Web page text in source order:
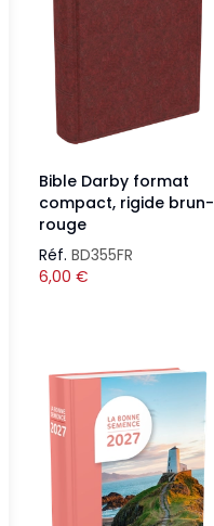
Bible Darby format
compact, rigide brun-
rouge
Réf. BD355FR
6,00 €